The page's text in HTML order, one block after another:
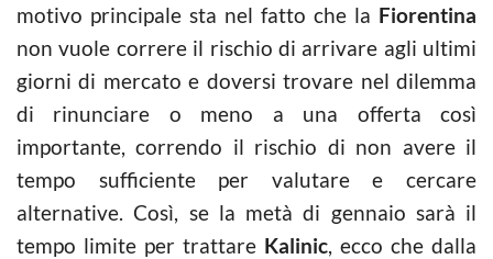
motivo principale sta nel fatto che la Fiorentina
non vuole correre il rischio di arrivare agli ultimi
giorni di mercato e doversi trovare nel dilemma
di rinunciare o meno a una offerta così
importante, correndo il rischio di non avere il
tempo sufficiente per valutare e cercare
alternative. Così, se la metà di gennaio sarà il
tempo limite per trattare Kalinic, ecco che dalla